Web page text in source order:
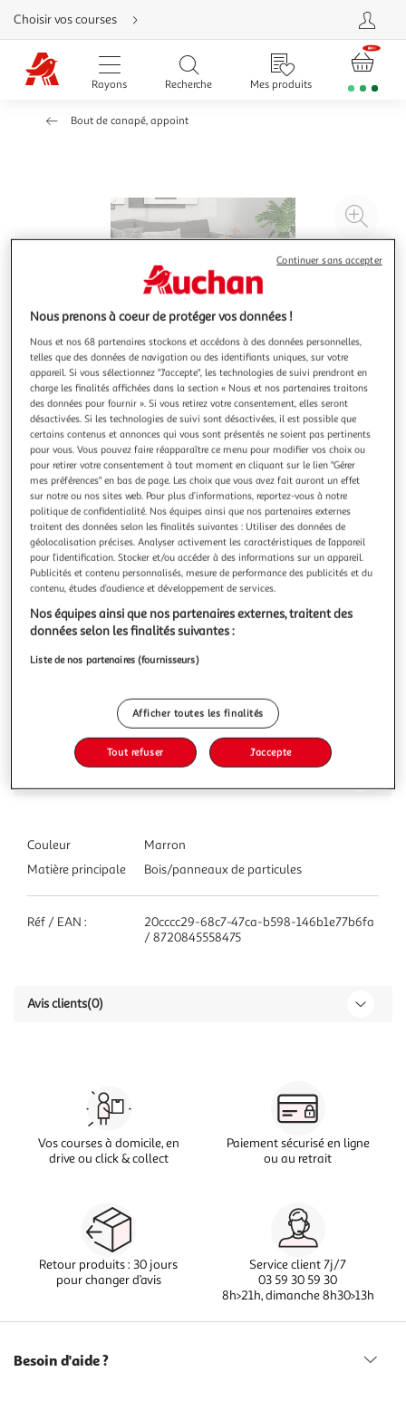
Aller
directement
au
contenu
Aller
directement
Aller
besoin
Choisir vos courses
Rayons Recherche Mes produits
Bout de canapé, appoint
à
Illustration
précédente
Illustration
suivante
VIDAXL
Tables d'appoint 2 pcs Chene fume Bois d'ingenierie
Donnez a votre salon une transformation industrielle
unique avec ces elegantes tables d'appoint ! Materiau
robuste : le bois d'ingenierie est d'une qualite
exceptionnelle avec une surface lisse et presente egalement
resistance, stabilite et resistance a l'humidite.Dessus
pratique : la table basse, d
En savoir +
Afficher le prix
Couleur
Marron
Matière principale
Bois/panneaux de particules
Réf / EAN :
20cccc29-68c7-47ca-b598-146b1e77b6fa
/ 8720845558475
Avis clients(0)
Vos courses à domicile, en
drive ou click & collect
Paiement sécurisé en ligne
ou au retrait
Retour produits : 30 jours
pour changer d’avis
Service client 7j/7
03 59 30 59 30
8h>21h, dimanche 8h30>13h
Besoin d'aide ?
Nous prenons à coeur de protéger vos données !
Nous et nos 68 partenaires stockons et accédons à des données personnelles,
telles que des données de navigation ou des identifiants uniques, sur votre
appareil. Si vous sélectionnez "J'accepte", les technologies de suivi prendront en
charge les finalités affichées dans la section « Nous et nos partenaires traitons
des données pour fournir ». Si vous retirez votre consentement, elles seront
désactivées. Si les technologies de suivi sont désactivées, il est possible que
certains contenus et annonces qui vous sont présentés ne soient pas pertinents
pour vous. Vous pouvez faire réapparaître ce menu pour modifier vos choix ou
pour retirer votre consentement à tout moment en cliquant sur le lien "Gérer
mes préférences" en bas de page. Les choix que vous avez fait auront un effet
sur notre ou nos sites web. Pour plus d’informations, reportez-vous à notre
politique de confidentialité. Nos équipes ainsi que nos partenaires externes
traitent des données selon les finalités suivantes : Utiliser des données de
géolocalisation précises. Analyser activement les caractéristiques de l’appareil
pour l’identification. Stocker et/ou accéder à des informations sur un appareil.
Publicités et contenu personnalisés, mesure de performance des publicités et du
contenu, études d’audience et développement de services.
Nos équipes ainsi que nos partenaires externes, traitent des
données selon les finalités suivantes :
Liste de nos partenaires (fournisseurs)
Afficher toutes les finalités
Tout refuser J'accepte
Continuer sans accepter